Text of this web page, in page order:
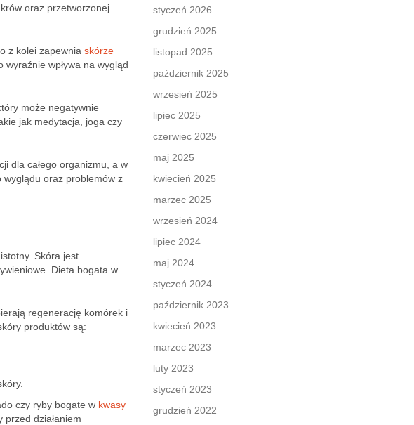
oraz przetworzonej
z kolei zapewnia skórze
wyraźnie wpływa na wygląd
może negatywnie
jak medytacja, joga czy
dla całego organizmu, a w
wyglądu oraz problemów z
Skóra jest
Dieta bogata w
regenerację komórek i
produktów są:
czy ryby bogate w kwasy
działaniem
styczeń 2026
grudzień 2025
listopad 2025
październik 2025
wrzesień 2025
lipiec 2025
czerwiec 2025
maj 2025
kwiecień 2025
marzec 2025
wrzesień 2024
lipiec 2024
maj 2024
styczeń 2024
październik 2023
kwiecień 2023
marzec 2023
luty 2023
styczeń 2023
grudzień 2022